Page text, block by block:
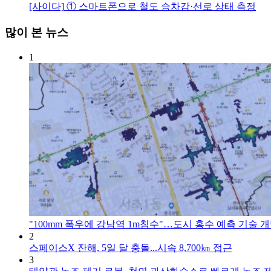
[사이다] ① 스마트폰으로 철도 승차감·선로 상태 측정
많이 본 뉴스
1
"100mm 폭우에 강남역 1m침수"…도시 홍수 예측 기술
2
스페이스X 잔해, 5일 달 충돌...시속 8,700㎞ 접근
3